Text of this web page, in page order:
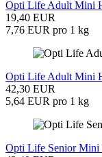
Opti Life Adult Mini
19,40 EUR
7,76 EUR pro 1 kg
Opti Life Adult Mini
42,30 EUR
5,64 EUR pro 1 kg
Opti Life Senior Mini